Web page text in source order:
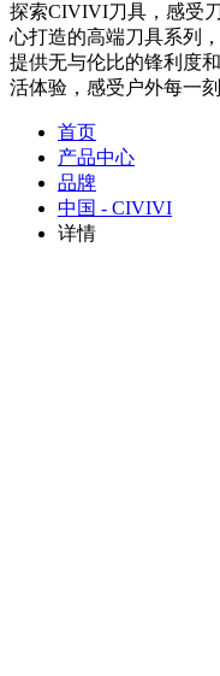
探索CIVIVI刀具，感受
心打造的高端刀具系列
提供无与伦比的锋利度
活体验，感受户外每一刻
首页
产品中心
品牌
中国 - CIVIVI
详情